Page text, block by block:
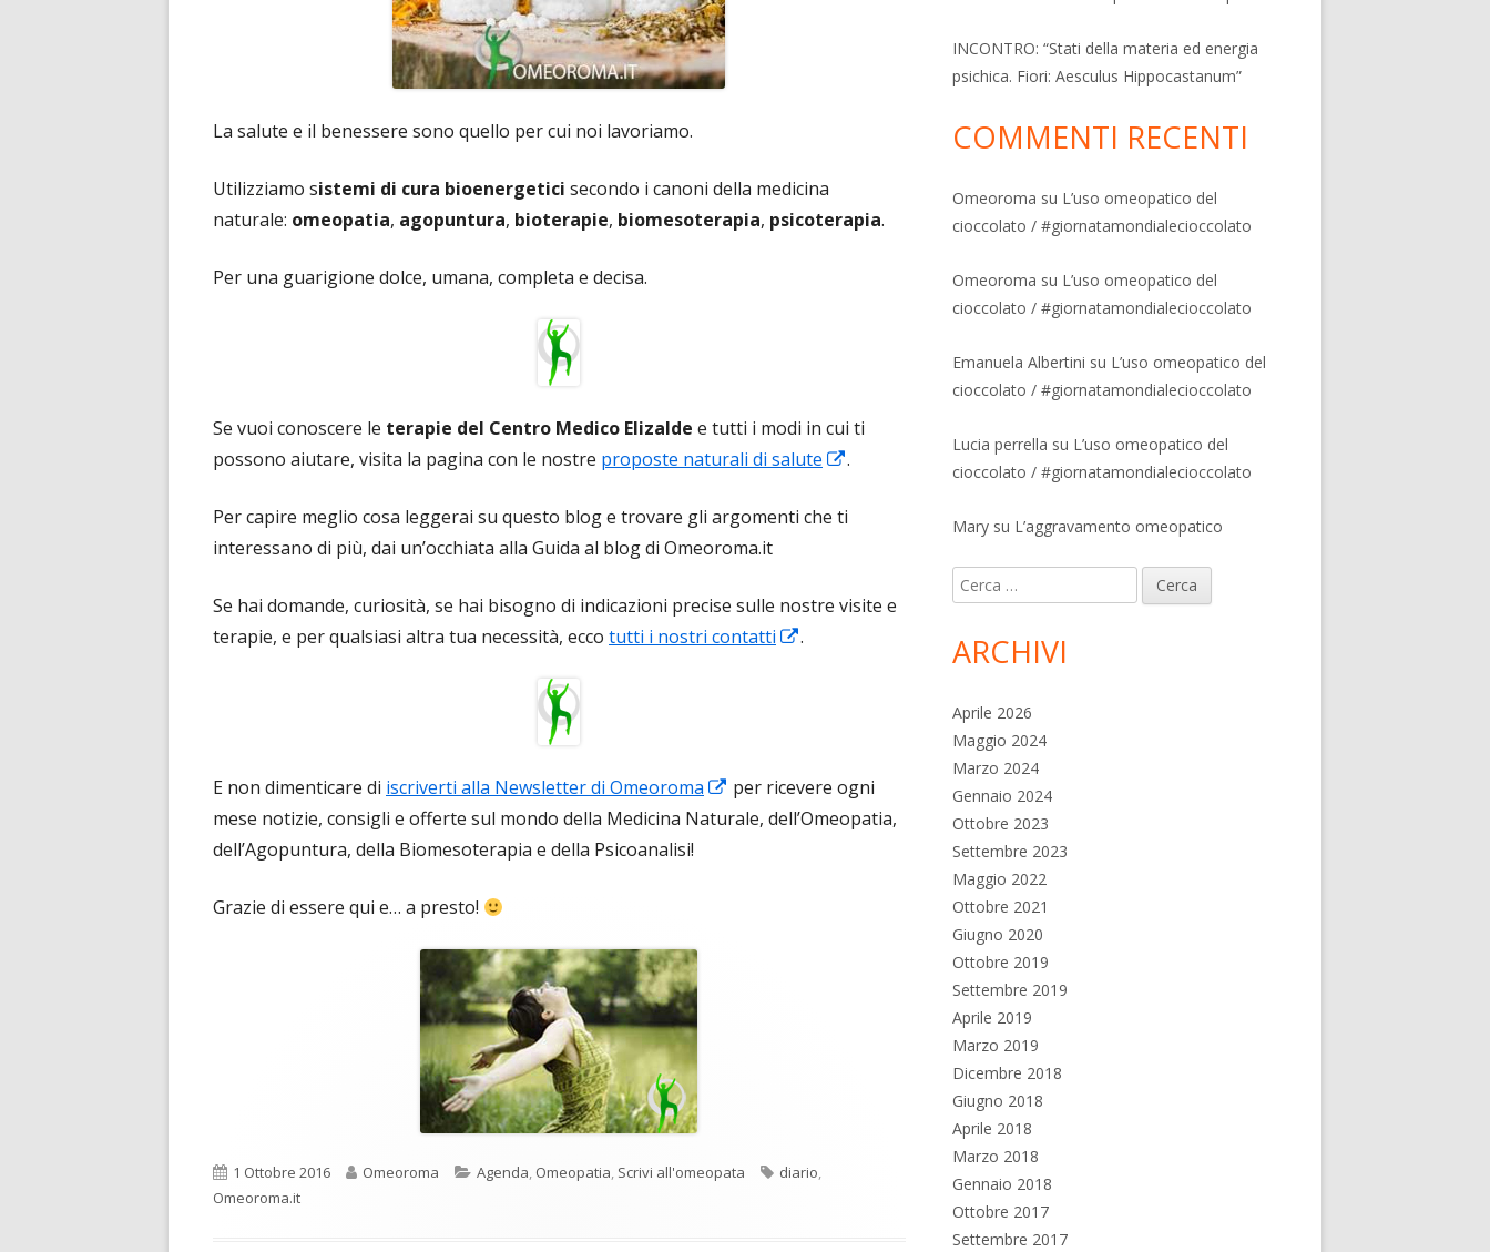
La salute e il benessere sono quello per cui noi lavoriamo.
Utilizziamo sistemi di cura bioenergetici secondo i canoni della medicina
naturale: omeopatia, agopuntura, bioterapie, biomesoterapia, psicoterapia.
Per una guarigione dolce, umana, completa e decisa.
Se vuoi conoscere le terapie del Centro Medico Elizalde e tutti i modi in cui ti
possono aiutare, visita la pagina con le nostre proposte naturali di salute
Apre
una
.
Per capire meglio cosa leggerai su questo blog e trovare gli argomenti che ti
interessano di più, dai un’occhiata alla Guida al blog di Omeoroma.it
Se hai domande, curiosità, se hai bisogno di indicazioni precise sulle nostre visite e
terapie, e per qualsiasi altra tua necessità, ecco tutti i nostri contatti
Apre
.
E non dimenticare di iscriverti alla Newsletter di Omeoroma
Apre
in
per ricevere ogni
mese notizie, consigli e offerte sul mondo della Medicina Naturale, dell’Omeopatia,
dell’Agopuntura, della Biomesoterapia e della Psicoanalisi!
Grazie di essere qui e… a presto!
Pubblicato
1 Ottobre 2016 Autore
Omeoroma Categorie
Agenda, Omeopatia, Scrivi all'omeopata Tag
diario,
Omeoroma.it
INCONTRO: “Stati della materia ed energia
psichica. Fiori: Aesculus Hippocastanum”
COMMENTI RECENTI
Omeoroma su L’uso omeopatico del
cioccolato / #giornatamondialecioccolato
Omeoroma su L’uso omeopatico del
cioccolato / #giornatamondialecioccolato
Emanuela Albertini su L’uso omeopatico del
cioccolato / #giornatamondialecioccolato
Lucia perrella su L’uso omeopatico del
cioccolato / #giornatamondialecioccolato
Mary su L’aggravamento omeopatico
Ricerca
per:
ARCHIVI
Aprile 2026
Maggio 2024
Marzo 2024
Gennaio 2024
Ottobre 2023
Settembre 2023
Maggio 2022
Ottobre 2021
Giugno 2020
Ottobre 2019
Settembre 2019
Aprile 2019
Marzo 2019
Dicembre 2018
Giugno 2018
Aprile 2018
Marzo 2018
Gennaio 2018
Ottobre 2017
Settembre 2017